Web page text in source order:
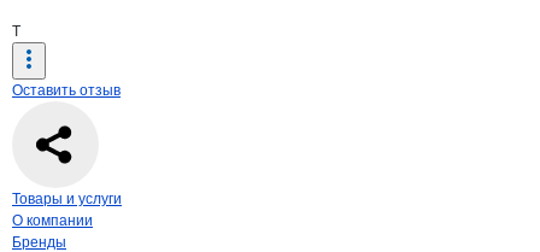
Т
Оставить отзыв
Навигация по странице
Товары и услуги
О компании
Бренды